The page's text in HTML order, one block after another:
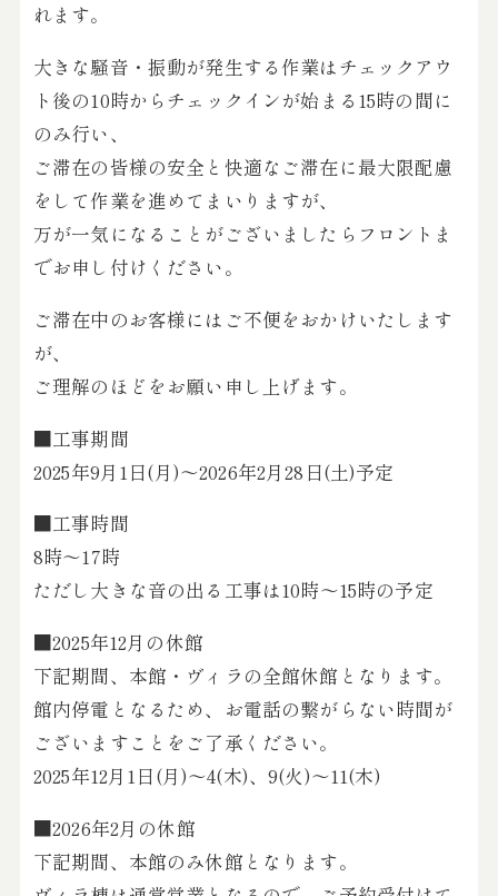
れます。
大きな騒音・振動が発生する作業はチェックアウ
ト後の10時からチェックインが始まる15時の間に
のみ行い、
ご滞在の皆様の安全と快適なご滞在に最大限配慮
をして作業を進めてまいりますが、
万が一気になることがございましたらフロントま
でお申し付けください。
ご滞在中のお客様にはご不便をおかけいたします
が、
ご理解のほどをお願い申し上げます。
■工事期間
2025年9月1日(月)～2026年2月28日(土)予定
■工事時間
8時～17時
ただし大きな音の出る工事は10時～15時の予定
■2025年12月の休館
下記期間、本館・ヴィラの全館休館となります。
館内停電となるため、お電話の繋がらない時間が
ございますことをご了承ください。
2025年12月1日(月)～4(木)、9(火)～11(木)
■2026年2月の休館
下記期間、本館のみ休館となります。